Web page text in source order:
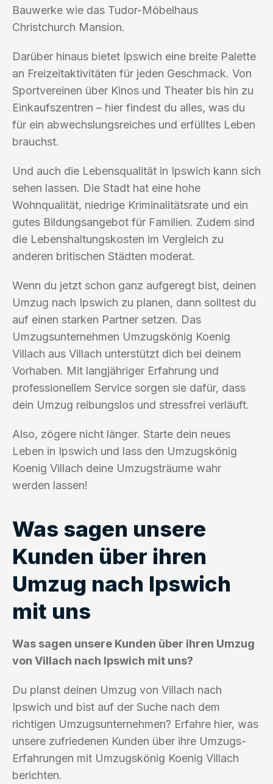
Bauwerke wie das Tudor-Möbelhaus
Christchurch Mansion.
Darüber hinaus bietet Ipswich eine breite Palette
an Freizeitaktivitäten für jeden Geschmack. Von
Sportvereinen über Kinos und Theater bis hin zu
Einkaufszentren – hier findest du alles, was du
für ein abwechslungsreiches und erfülltes Leben
brauchst.
Und auch die Lebensqualität in Ipswich kann sich
sehen lassen. Die Stadt hat eine hohe
Wohnqualität, niedrige Kriminalitätsrate und ein
gutes Bildungsangebot für Familien. Zudem sind
die Lebenshaltungskosten im Vergleich zu
anderen britischen Städten moderat.
Wenn du jetzt schon ganz aufgeregt bist, deinen
Umzug nach Ipswich zu planen, dann solltest du
auf einen starken Partner setzen. Das
Umzugsunternehmen Umzugskönig Koenig
Villach aus Villach unterstützt dich bei deinem
Vorhaben. Mit langjähriger Erfahrung und
professionellem Service sorgen sie dafür, dass
dein Umzug reibungslos und stressfrei verläuft.
Also, zögere nicht länger. Starte dein neues
Leben in Ipswich und lass den Umzugskönig
Koenig Villach deine Umzugsträume wahr
werden lassen!
Was sagen unsere
Kunden über ihren
Umzug nach Ipswich
mit uns
Was sagen unsere Kunden über ihren Umzug
von Villach nach Ipswich mit uns?
Du planst deinen Umzug von Villach nach
Ipswich und bist auf der Suche nach dem
richtigen Umzugsunternehmen? Erfahre hier, was
unsere zufriedenen Kunden über ihre Umzugs-
Erfahrungen mit Umzugskönig Koenig Villach
berichten.